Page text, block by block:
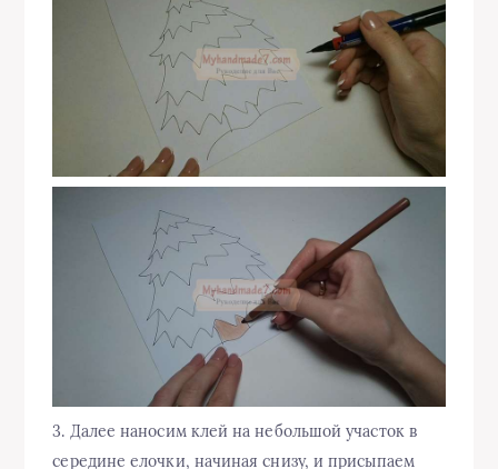
3. Далее наносим клей на небольшой участок в
середине елочки, начиная снизу, и присыпаем